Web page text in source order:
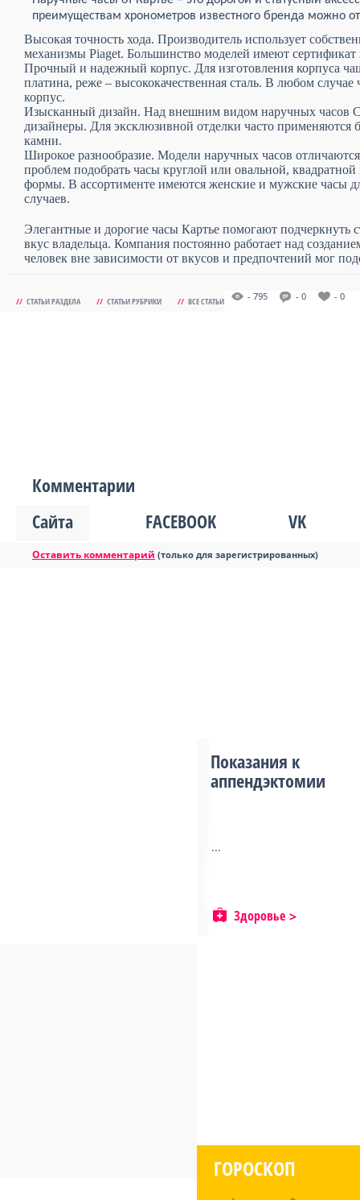
преимуществам хронометров известного бренда можно
Высокая точность хода. Производитель использует
механизмы Piaget. Большинство моделей имеют сертификат
Прочный и надежный корпус. Для изготовления корпуса
платина, реже – высококачественная сталь. В любом
корпус.
Изысканный дизайн. Над внешним видом наручных часов
дизайнеры. Для эксклюзивной отделки часто применяются
камни.
Широкое разнообразие. Модели наручных часов
проблем подобрать часы круглой или овальной,
формы. В ассортименте имеются женские и мужские часы
случаев.
Элегантные и дорогие часы Картье помогают подчеркнуть
вкус владельца. Компания постоянно работает над
человек вне зависимости от вкусов и предпочтений мог
// СТАТЬИ РАЗДЕЛА // СТАТЬИ РУБРИКИ // ВСЕ СТАТЬИ - 795 - 0 - 0
Комментарии
Сайта
FACEBOOK VK
Оставить комментарий (только для зарегистрированных)
Показания к
аппендэктомии
...
Здоровье
ГОРОСКОП